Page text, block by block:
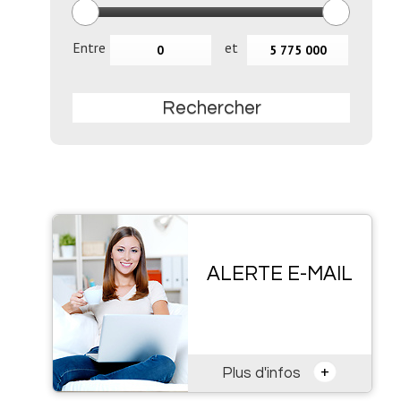
Entre et
Rechercher
ALERTE E-MAIL
Plus d'infos +